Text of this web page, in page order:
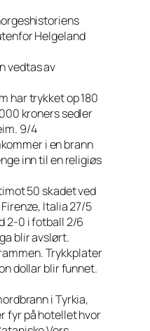
Helgeland
vedtas av
har trykket op 180
kroners sedler
9/4
i en brann
inn til en religiøs
50 skadet ved
Italia 27/5
2-0 i fotball 2/6
blir avslørt.
Trykkplater
dollar blir funnet.
i Tyrkia,
fyr på hotellet hvor